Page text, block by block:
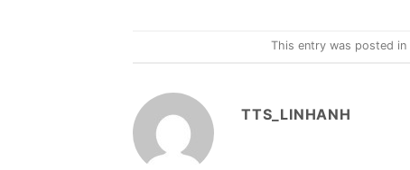
This entry was posted in
TTS_LINHANH